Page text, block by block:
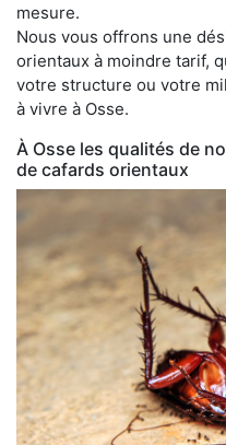
mesure.
Nous vous offrons une
orientaux à moindre tarif,
votre structure ou votre
à vivre à Osse.
À Osse les qualités de
de cafards orientaux